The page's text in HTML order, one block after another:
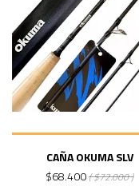
CAÑA OKUMA SLV
$68.400( $72.000 )